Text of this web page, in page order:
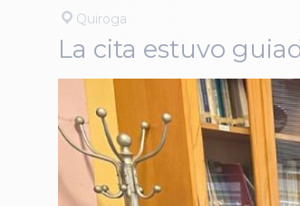
Quiroga
La cita estuvo